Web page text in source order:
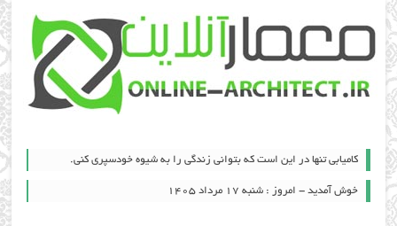
کامیابی تنها در این است که بتوانی زندگی را به شیوه خودسپری کنی.
خوش آمدید - امروز : شنبه ۱۷ مرداد ۱۴۰۵